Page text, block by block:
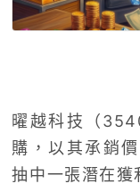
曜越科技（
購，以其承銷
抽中一張潛在